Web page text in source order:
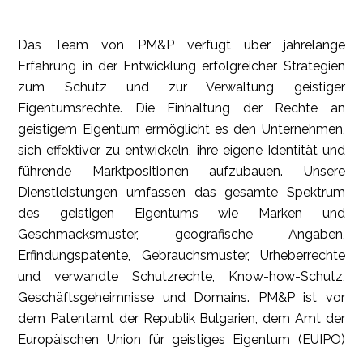
Das Team von PM&P verfügt über jahrelange
Erfahrung in der Entwicklung erfolgreicher Strategien
zum Schutz und zur Verwaltung geistiger
Eigentumsrechte. Die Einhaltung der Rechte an
geistigem Eigentum ermöglicht es den Unternehmen,
sich effektiver zu entwickeln, ihre eigene Identität und
führende Marktpositionen aufzubauen. Unsere
Dienstleistungen umfassen das gesamte Spektrum
des geistigen Eigentums wie Marken und
Geschmacksmuster, geografische Angaben,
Erfindungspatente, Gebrauchsmuster, Urheberrechte
und verwandte Schutzrechte, Know-how-Schutz,
Geschäftsgeheimnisse und Domains. PM&P ist vor
dem Patentamt der Republik Bulgarien, dem Amt der
Europäischen Union für geistiges Eigentum (EUIPO)